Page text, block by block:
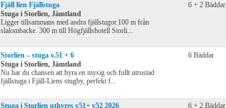
Fjäll lien Fjällstuga
Stuga i Storlien, Jämtland
Ligger tillsammans med andra fjällstugor.100 m från
slalombacke. 300 m till Högfjällshotell Storli...
6 + 2 Bäddar
Storlien – stuga v.51 + 6
Stuga i Storlien, Jämtland
Nu har du chansen att hyra en mysig och fullt utrustad
fjällstuga i Fjäll-Liens stugby, perfekt f...
6 Bäddar
Stuga i Storlien uthyres v51+ v52 2026
6 + 2 Bäddar